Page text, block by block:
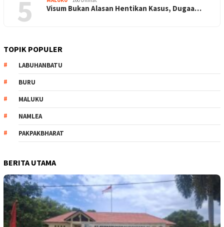
5 Visum Bukan Alasan Hentikan Kasus, Dugaa…
TOPIK POPULER
LABUHANBATU
BURU
MALUKU
NAMLEA
PAKPAKBHARAT
BERITA UTAMA